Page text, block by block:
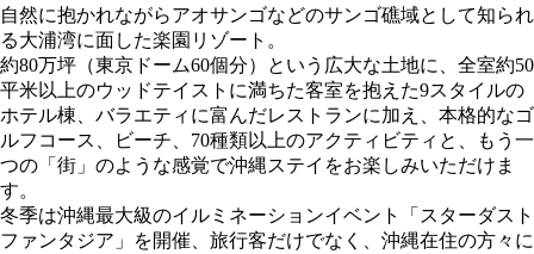
自然に抱かれながらアオサンゴなどのサンゴ礁域として知られ
る大浦湾に面した楽園リゾート。
約80万坪（東京ドーム60個分）という広大な土地に、全室約50
平米以上のウッドテイストに満ちた客室を抱えた9スタイルの
ホテル棟、バラエティに富んだレストランに加え、本格的なゴ
ルフコース、ビーチ、70種類以上のアクティビティと、もう一
つの「街」のような感覚で沖縄ステイをお楽しみいただけま
す。
冬季は沖縄最大級のイルミネーションイベント「スターダスト
ファンタジア」を開催、旅行客だけでなく、沖縄在住の方々に